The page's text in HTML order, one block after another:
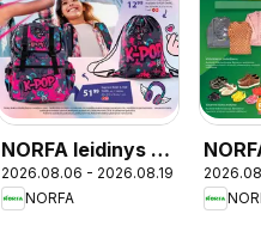
NORFA leidinys -
Mokykla
2026.08.06 - 2026.08.19
NORFA